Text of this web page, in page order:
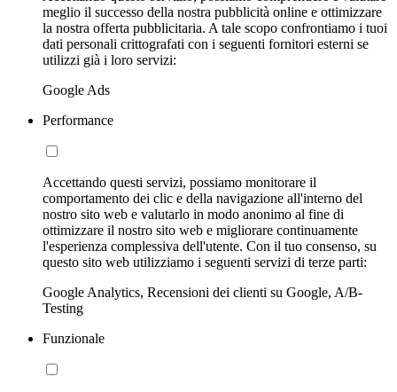
meglio il successo della nostra pubblicità online e ottimizzare
la nostra offerta pubblicitaria. A tale scopo confrontiamo i tuoi
dati personali crittografati con i seguenti fornitori esterni se
utilizzi già i loro servizi:
Google Ads
Performance
Accettando questi servizi, possiamo monitorare il
comportamento dei clic e della navigazione all'interno del
nostro sito web e valutarlo in modo anonimo al fine di
ottimizzare il nostro sito web e migliorare continuamente
l'esperienza complessiva dell'utente. Con il tuo consenso, su
questo sito web utilizziamo i seguenti servizi di terze parti:
Google Analytics, Recensioni dei clienti su Google, A/B-
Testing
Funzionale